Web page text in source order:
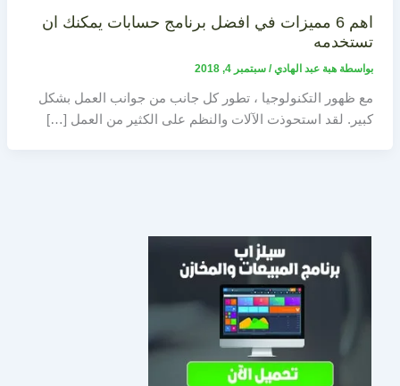
اهم 6 مميزات في افضل برنامج حسابات يمكنك ان
تستخدمه
بواسطة هبة عبد الهادي/ سبتمبر 4, 2018
مع ظهور التكنولوجيا ، تطور كل جانب من جوانب العمل بشكل
كبير. لقد استحوذت الآلات والنظم على الكثير من العمل […]